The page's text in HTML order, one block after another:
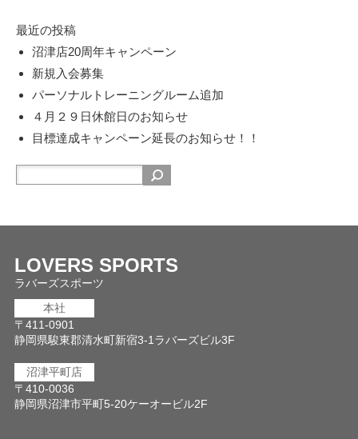
最近の投稿
沼津店20周年キャンペーン
新規入会募集
パーソナルトレーニングルーム追加
４月２９日休館日のお知らせ
目標達成キャンペーン延長のお知らせ！！
LOVERS SPORTS
ラバーズスポーツ
本社
〒411-0901
静岡県駿東郡清水町新宿3-1ラバーズビル3F
沼津平町店
〒410-0036
静岡県沼津市平町5-20ケーオービル2F